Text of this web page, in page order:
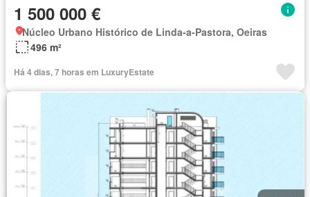
1 500 000 €
Núcleo Urbano Histórico de Linda-a-Pastora, Oeiras
496 m²
Há 4 dias, 7 horas em LuxuryEstate